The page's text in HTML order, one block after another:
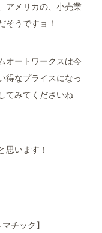
アメリカの、小売業
そうですョ！
オートワークスは今
得なプライスになっ
てみてくださいね
思います！
チック】